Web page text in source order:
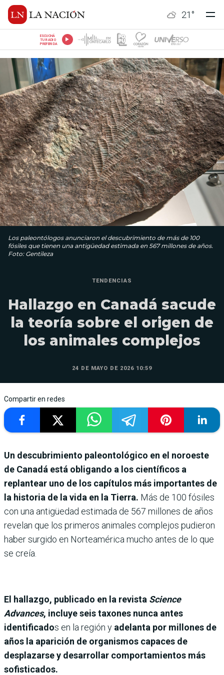
21 °
ESCUCHÁ
TU RADIO
PREFERIDA
Los paleontólogos anunciaron el descubrimiento de más de 100
fósiles que tienen una antigüedad estimada en 567 millones de años.
Foto: Gentileza
TENDENCIAS
Hallazgo en Canadá sacude
la teoría sobre el origen de
los animales complejos
24 DE MAYO DE 2026 10:59
Compartir en redes
Un descubrimiento paleontológico en el noroeste
de Canadá está obligando a los científicos a
replantear uno de los capítulos más importantes de
la historia de la vida en la Tierra. Más de 100 fósiles
con una antigüedad estimada de 567 millones de años
revelan que los primeros animales complejos pudieron
haber surgido en Norteamérica mucho antes de lo que
se creía.
El hallazgo, publicado en la revista Science
Advances, incluye seis taxones nunca antes
identificados en la región y adelanta por millones de
años la aparición de organismos capaces de
desplazarse y desarrollar comportamientos más
sofisticados.